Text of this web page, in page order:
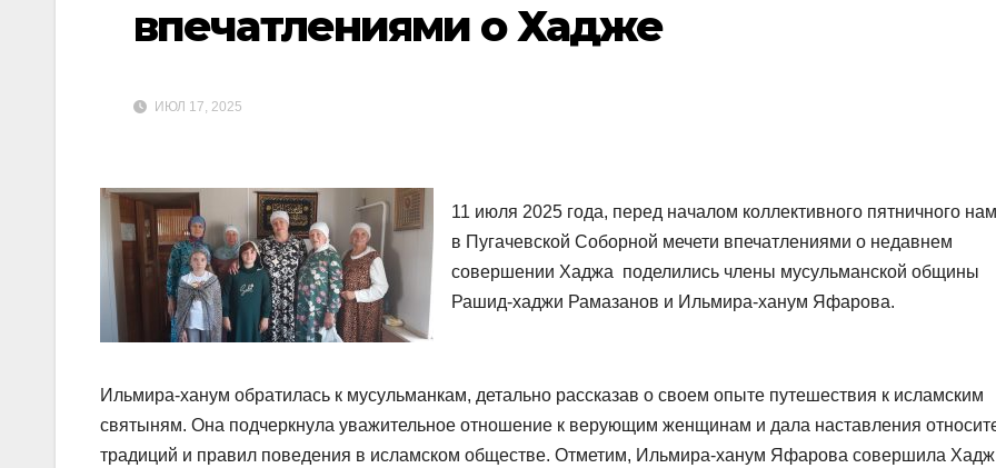
впечатлениями о Хадже
ИЮЛ 17, 2025
11 июля 2025 года, перед началом коллективного пятничного
в Пугачевской Соборной мечети впечатлениями о недавнем
совершении Хаджа поделились члены мусульманской общины
Рашид-хаджи Рамазанов и Ильмира-ханум Яфарова.
Ильмира-ханум обратилась к мусульманкам, детально рассказав о своем опыте путешествия к исламским
святыням. Она подчеркнула уважительное отношение к верующим женщинам и дала наставления
традиций и правил поведения в исламском обществе. Отметим, Ильмира-ханум Яфарова совершила Хадж